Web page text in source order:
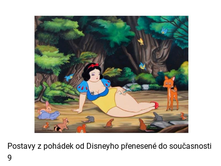
Postavy z pohádek od Disneyho přenesené do současnosti
9